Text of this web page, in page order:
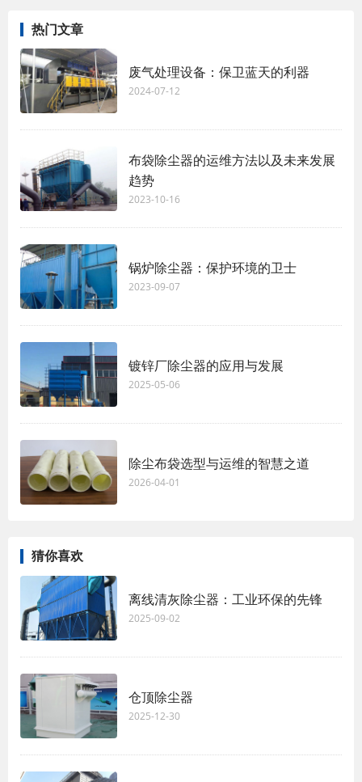
热门文章
废气处理设备：保卫蓝天的利器
2024-07-12
布袋除尘器的运维方法以及未来发展
趋势
2023-10-16
锅炉除尘器：保护环境的卫士
2023-09-07
镀锌厂除尘器的应用与发展
2025-05-06
除尘布袋选型与运维的智慧之道
2026-04-01
猜你喜欢
离线清灰除尘器：工业环保的先锋
2025-09-02
仓顶除尘器
2025-12-30